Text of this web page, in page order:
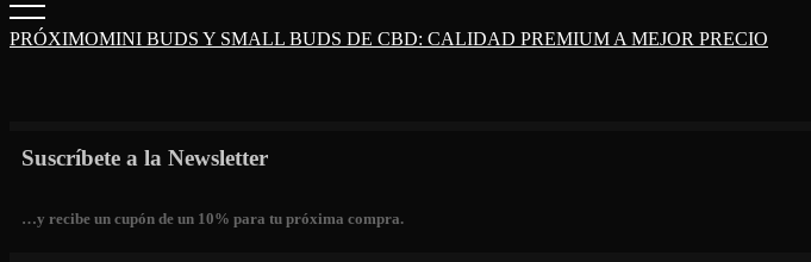
PRÓXIMOMINI BUDS Y SMALL BUDS DE CBD: CALIDAD PREMIUM A MEJOR PRECIO
Suscríbete a la Newsletter
…y recibe un cupón de un 10% para tu próxima compra.